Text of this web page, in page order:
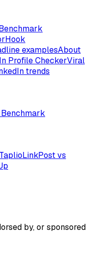
Hook
examplesAbout
Profile CheckerViral
trends
LinkPost vs
by, or sponsored